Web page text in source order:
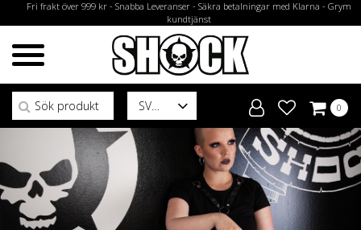
Fri frakt över 999 kr - Snabba Leveranser - Säkra betalningar med Klarna - Grym
kundtjänst
SV
Sök efter:
0